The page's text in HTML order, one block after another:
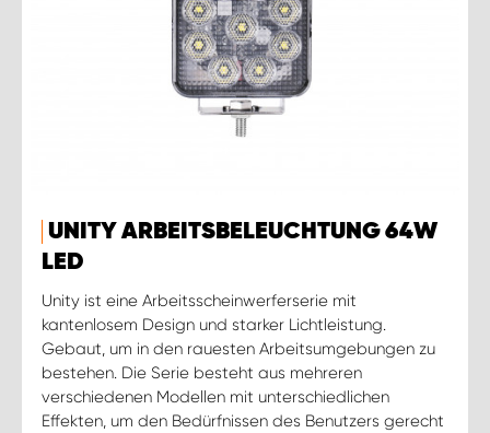
UNITY ARBEITSBELEUCHTUNG 64W
LED
Unity ist eine Arbeitsscheinwerferserie mit
kantenlosem Design und starker Lichtleistung.
Gebaut, um in den rauesten Arbeitsumgebungen zu
bestehen. Die Serie besteht aus mehreren
verschiedenen Modellen mit unterschiedlichen
Effekten, um den Bedürfnissen des Benutzers gerecht